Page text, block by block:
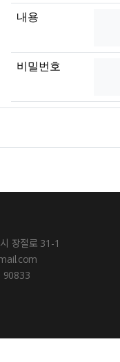
내용
비밀번호
장절로 31-1
90833